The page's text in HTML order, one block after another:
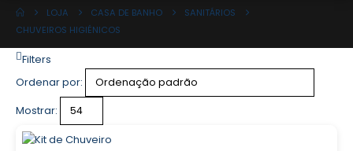
LOJA CASA DE BANHO
SANITÁRIOS
CHUVEIROS HIGIÉNICOS
Filters
Ordenar por:
Mostrar: